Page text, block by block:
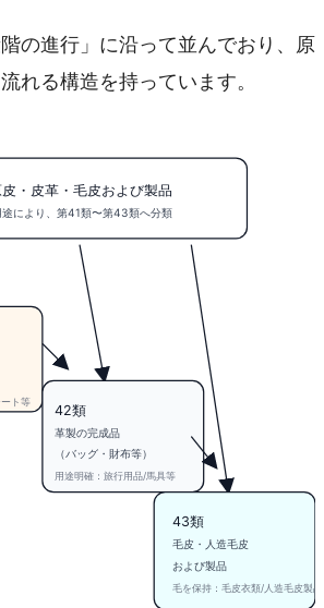
の進行」に沿って並んでおり、原
れる構造を持っています。
・皮革・毛皮および製品
途により、第41類〜第43類へ分類
ト等
42類
革製の完成品
（バッグ・財布等）
用途明確：旅行用品/馬具等
43類
毛皮・人造毛皮
および製品
毛を保持：毛皮衣類/人造毛皮製